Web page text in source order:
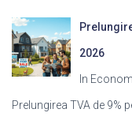
2026
In
Prelungirea TVA de 9%